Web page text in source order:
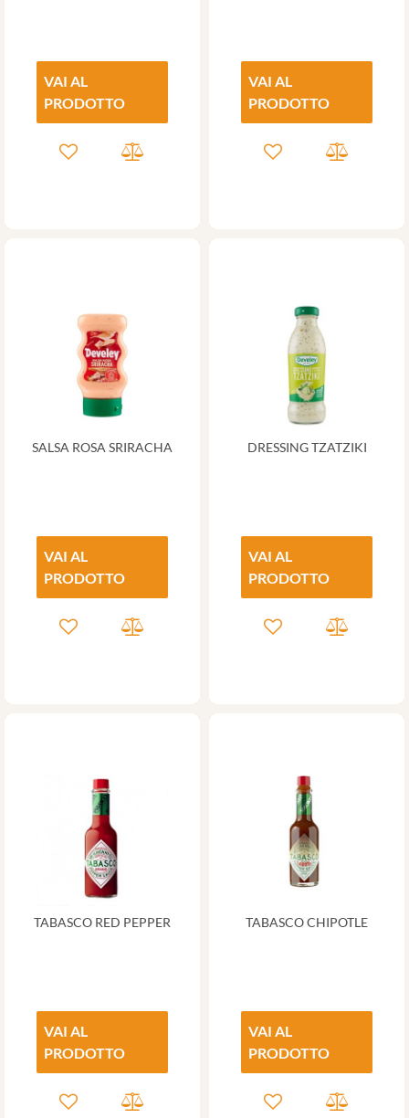
VAI AL
PRODOTTO
VAI AL
PRODOTTO
SALSA ROSA SRIRACHA
VAI AL
PRODOTTO
DRESSING TZATZIKI
VAI AL
PRODOTTO
TABASCO RED PEPPER
VAI AL
PRODOTTO
TABASCO CHIPOTLE
VAI AL
PRODOTTO